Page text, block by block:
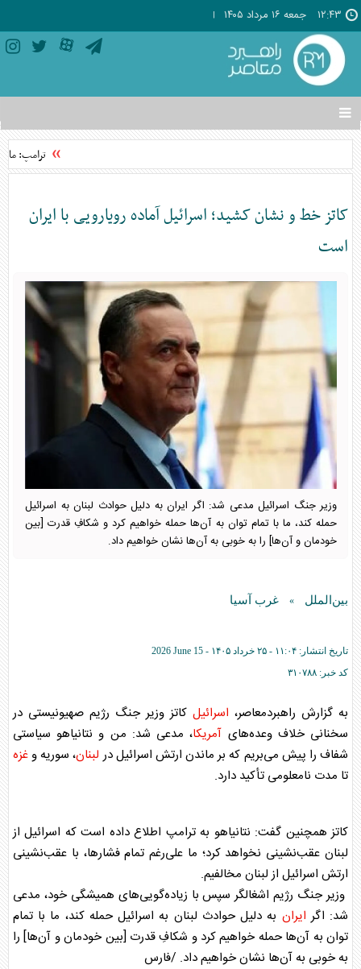
۱۲:۴۳ جمعه ۱۶ مرداد ۱۴۰۵
تغییر
وضعیت
منوی
ها
ترامپ: ما
کاتز خط و نشان کشید؛ اسرائیل آماده رویارویی با ایران
است
وزیر جنگ اسرائیل مدعی شد: اگر ایران به دلیل حوادث لبنان به اسرائیل
حمله کند، ما با تمام توان به آن‌ها حمله خواهیم کرد و شکافِ قدرت [بین
خودمان و آن‌ها] را به خوبی به آن‌ها نشان خواهیم داد.
بین‌الملل » غرب آسیا
تاریخ انتشار: ۱۱:۰۴ - ۲۵ خرداد ۱۴۰۵ -
2026 June 15
کد خبر: ۳۱۰۷۸۸
به گزارش راهبردمعاصر، اسرائیل کاتز وزیر جنگ رژیم صهیونیستی در
سخنانی خلاف وعده‌های آمریکا، مدعی شد: من و نتانیاهو سیاستی
شفاف را پیش می‌بریم که بر ماندن ارتش اسرائیلدر لبنان، سوریه وغزه
تا مدت نامعلومی تأکید دارد.
کاتز همچنین گفت: نتانیاهو به ترامپ اطلاع داده است که اسرائیلاز
لبنان عقب‌نشینی نخواهد کرد؛ ما علی‌رغم تمام فشارها، با عقب‌نشینی
ارتش اسرائیل از لبنان مخالفیم.
وزیر جنگ رژیم اشغالگر سپس با زیاده‌گویی‌های همیشگی خود، مدعی
شد: اگر ایران به دلیل حوادث لبنان به اسرائیلحمله کند، ما با تمام
توان به آن‌ها حمله خواهیم کرد و شکافِ قدرت [بین خودمان و آن‌ها] را
به خوبی به آن‌ها نشان خواهیم داد. /فارس